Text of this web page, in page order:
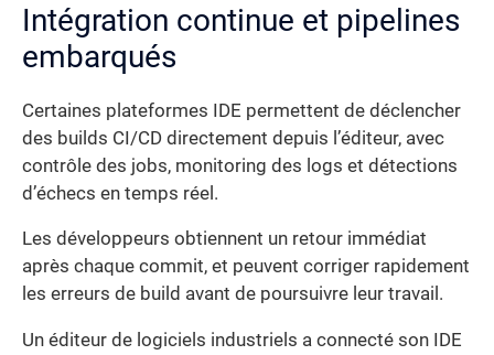
Intégration continue et pipelines
embarqués
Certaines plateformes IDE permettent de déclencher
des builds CI/CD directement depuis l’éditeur, avec
contrôle des jobs, monitoring des logs et détections
d’échecs en temps réel.
Les développeurs obtiennent un retour immédiat
après chaque commit, et peuvent corriger rapidement
les erreurs de build avant de poursuivre leur travail.
Un éditeur de logiciels industriels a connecté son IDE